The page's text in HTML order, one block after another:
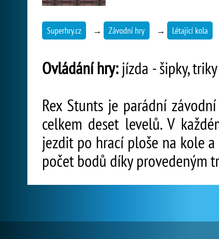
Superhry.cz → Závodní hry → Létající kola
Ovládání hry:jízda - šipky,
Rex Stunts je parádní
celkem deset levelů. V
jezdit po hrací ploše na kole
počet bodů díky provedeným